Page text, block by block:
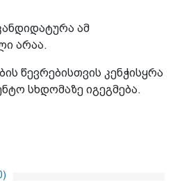
ამ
არაა.
წევრებისთვის კენჭისყრა
სხდომაზე იგეგმება.
)